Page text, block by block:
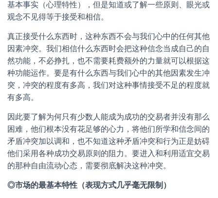
基本事实（心理特性），但是知道或了解一些原则、眼光或
观念不见得等于接受和相信。
真正接受什么东西时，这种东西不会与我们心中的任何其他
因素冲突。我们相信什么东西时会把这种信念当成自己的自
然功能，不必挣扎，也不需要耗费额外的力量就可以根据这
种功能运作。要是有什么东西与我们心中的其他因素发生冲
突，冲突的程度有多高，我们对这种事情接受不足的程度就
有多高。
因此要了解为何只有少数人能成为成功的交易者并没有那么
困难，他们根本没有花足够的心力，将他们所学和信念间的
矛盾冲突加以调和，也不知道这种矛盾冲突和行为正是妨碍
他们采用各种成功交易原则的阻力。要进入和利用适宜交易
的那种自由流动心态，需要彻底解决这种冲突。
◎市场的最基本特性（表现方式几乎毫无限制）